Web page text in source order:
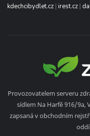
kdechcibydlet.cz | irest.cz |
Provozovatelem serveru
sídlem Na Harfě 916/9a,
zapsaná v obchodním